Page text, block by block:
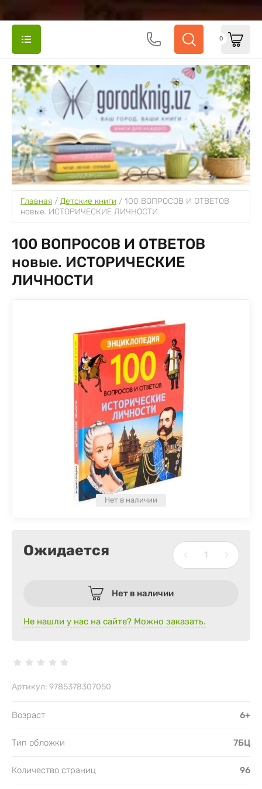
0
Главная / Детские книги / 100 ВОПРОСОВ И ОТВЕТОВ
новые. ИСТОРИЧЕСКИЕ ЛИЧНОСТИ
100 ВОПРОСОВ И ОТВЕТОВ
новые. ИСТОРИЧЕСКИЕ
ЛИЧНОСТИ
Нет в наличии
Ожидается
Нет в наличии
Не нашли у нас на сайте? Можно заказать.
Артикул: 9785378307050
Возраст 6+
Тип обложки 7БЦ
Количество страниц 96